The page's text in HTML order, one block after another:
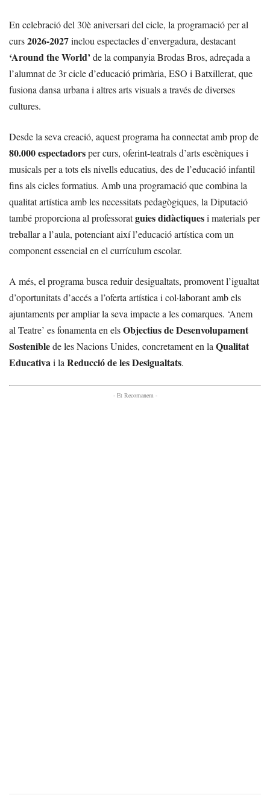
En celebració del 30è aniversari del cicle, la programació per al
curs2026-2027inclou espectacles d’envergadura, destacant
‘Around the World’ de la companyia Brodas Bros, adreçada a
l’alumnat de 3r cicle d’educació primària, ESO i Batxillerat, que
fusiona dansa urbana i altres arts visuals a través de diverses
cultures.
Desde la seva creació, aquest programa ha connectat amb prop de
80.000 espectadorsper curs, oferint-teatrals d’arts escèniques i
musicals per a tots els nivells educatius, des de l’educació infantil
fins als cicles formatius. Amb una programació que combina la
qualitat artística amb les necessitats pedagògiques, la Diputació
també proporciona al professoratguies didàctiquesi materials per
treballar a l’aula, potenciant així l’educació artística com un
component essencial en el currículum escolar.
A més, el programa busca reduir desigualtats, promovent l’igualtat
d’oportunitats d’accés a l’oferta artística i col·laborant amb els
ajuntaments per ampliar la seva impacte a les comarques. ‘Anem
al Teatre’ es fonamenta en elsObjectius de Desenvolupament
Sosteniblede les Nacions Unides, concretament en la Qualitat
Educativai la Reducció de les Desigualtats.
- Et Recomanem -